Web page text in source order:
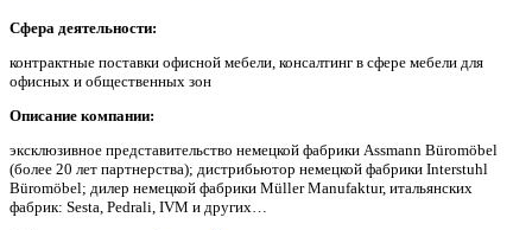
Сфера деятельности:
контрактные поставки офисной мебели, консалтинг в сфере мебели для
офисных и общественных зон
Описание компании:
эксклюзивное представительство немецкой фабрики Assmann Büromöbel
(более 20 лет партнерства); дистрибьютор немецкой фабрики Interstuhl
Büromöbel; дилер немецкой фабрики Müller Manufaktur, итальянских
фабрик: Sesta, Pedrali, IVM и других…